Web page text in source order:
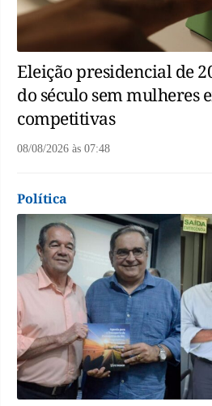
Eleição presidencial de
do século sem mulheres
competitivas
08/08/2026 às 07:48
Política